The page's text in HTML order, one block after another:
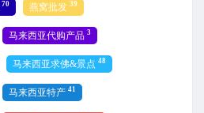
70 燕窝批发 39
马来西亚代购产品 3
马来西亚求佛&景点 48
马来西亚特产 41